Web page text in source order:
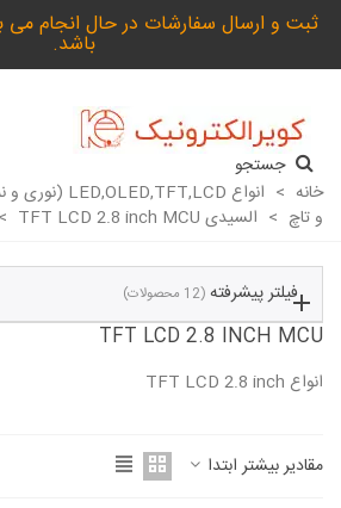
ثبت و ارسال سفارشات در حال انجام می
باشد.
جستجو
خانه > انواع LED,OLED,TFT,LCD (نوری و نمایشی)
و تاچ > السیدی TFT LCD MCU > TFT LCD 2.8 inch MCU
فیلتر پیشرفته (12 محصولات)
TFT LCD 2.8 INCH MCU
انواع TFT LCD 2.8 inch
مقادیر بیشتر ابتدا